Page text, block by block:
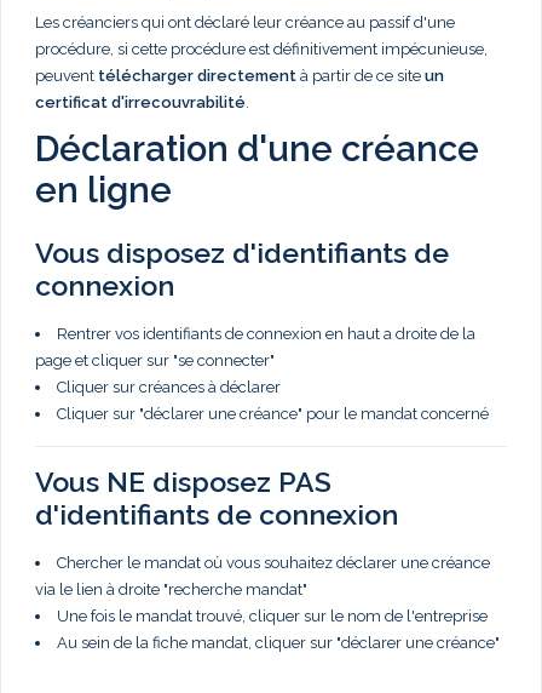
Les créanciers qui ont déclaré leur créance au passif d'une
procédure, si cette procédure est définitivement impécunieuse,
peuvent télécharger directement à partir de ce site un
certificat d'irrecouvrabilité.
Déclaration d'une créance
en ligne
Vous disposez d'identifiants de
connexion
Rentrer vos identifiants de connexion en haut a droite de la
page et cliquer sur "se connecter"
Cliquer sur créances à déclarer
Cliquer sur "déclarer une créance" pour le mandat concerné
Vous NE disposez PAS
d'identifiants de connexion
Chercher le mandat où vous souhaitez déclarer une créance
via le lien à droite "recherche mandat"
Une fois le mandat trouvé, cliquer sur le nom de l'entreprise
Au sein de la fiche mandat, cliquer sur "déclarer une créance"